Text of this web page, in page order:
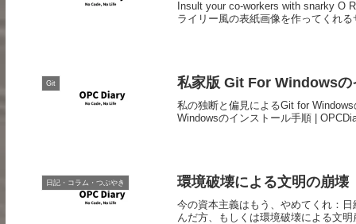
Insult your co-workers with snarky O
ライリー風の表紙画像を作ってくれ
Git 私家版 Git For Windowsの
私の独断と偏見によるGit for
Windowsのインストール手順 |
日記・コラム・つぶやき 環境破壊による文明の崩壊
今の資本主義はもう、やめてくれ：
んだ方、もしくは環境破壊による文